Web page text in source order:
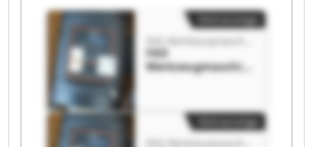
FKD
Werkzeugmaschin
enGmbH FKD
enGmbH